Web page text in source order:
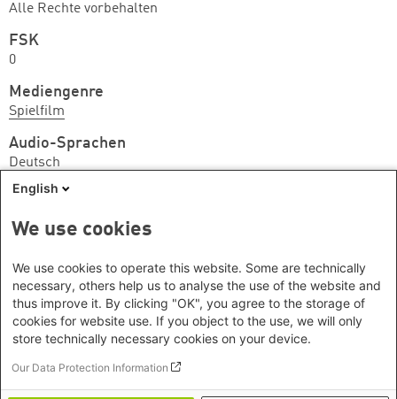
Alle Rechte vorbehalten
FSK
0
Mediengenre
Spielfilm
Audio-Sprachen
Deutsch
Anbieter*/Kanal
Wir können nicht garantieren, dass das Medium
noch verfügbar ist. Wenden Sie sich ggf. bitte an die
Anbieterin/den Anbieter.
Footer menu
English
We use cookies
We use cookies to operate this website. Some are technically
necessary, others help us to analyse the use of the website and
thus improve it. By clicking "OK", you agree to the storage of
cookies for website use. If you object to the use, we will only
store technically necessary cookies on your device.
Our Data Protection Information